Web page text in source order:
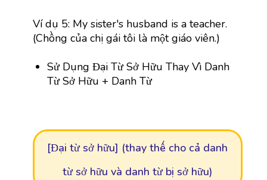
Ví dụ 5: My sister's husband is a teacher.
(Chồng của chị gái tôi là một giáo viên.)
Sử Dụng Đại Từ Sở Hữu Thay Vì Danh
Từ Sở Hữu + Danh Từ
[Đại từ sở hữu] (thay thế cho cả danh
từ sở hữu và danh từ bị sở hữu)